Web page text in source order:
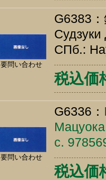
要問い合わせ
G6383
Судзуки
СПб.:
税込価
要問い合わせ
G6336：
c.
税込価